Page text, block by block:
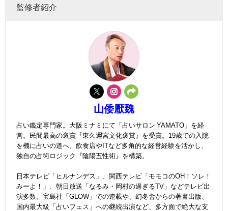
監修者紹介
山倭厭魏
占い鑑定専門家。大阪ミナミにて「占いサロン YAMATO」を経
営。民間最高の褒賞『東久邇宮文化褒賞』を受賞。19歳での入院
を機に占いの道へ。飲食店やITなど多角的な経営経験を活かし、
独自の占術ロジック『陰陽五性術』を構築。
日本テレビ「ヒルナンデス」、関西テレビ「モモコのOH！ソレ！
みーよ！」、朝日放送「なるみ・岡村の過ぎるTV」などテレビ出
演多数。宝島社「GLOW」での連載や、幻冬舎からの著書出版、
国内最大級「占いフェス」への継続出演など、多方面で絶大な支